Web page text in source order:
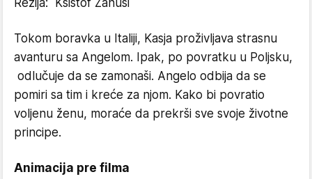
Tokom boravka u Italiji, Kasja proživljava strasnu
avanturu sa Angelom. Ipak, po povratku u Poljsku,
odlučuje da se zamonaši. Angelo odbija da se
pomiri sa tim i kreće za njom. Kako bi povratio
voljenu ženu, moraće da prekrši sve svoje životne
principe.
Animacija pre filma